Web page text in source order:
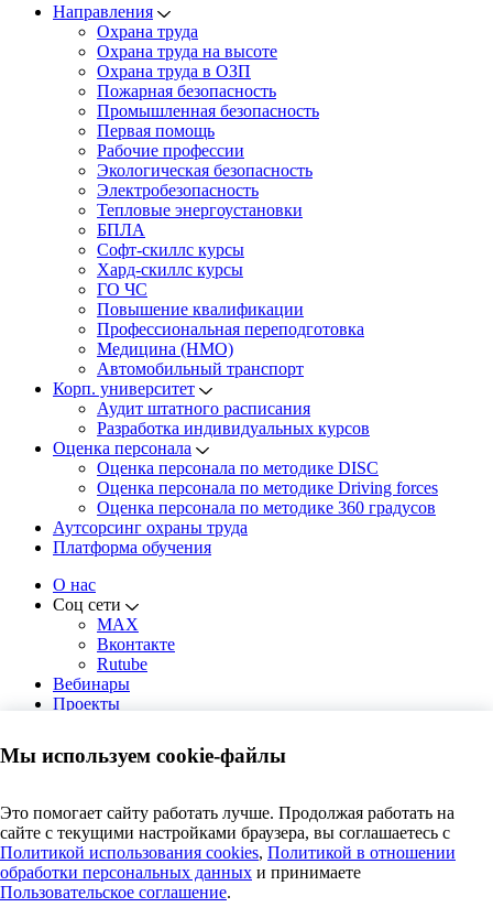
Направления
Охрана труда
Охрана труда на высоте
Охрана труда в ОЗП
Пожарная безопасность
Промышленная безопасность
Первая помощь
Рабочие профессии
Экологическая безопасность
Электробезопасность
Тепловые энергоустановки
БПЛА
Софт-скиллс курсы
Хард-скиллс курсы
ГО ЧС
Повышение квалификации
Профессиональная переподготовка
Медицина (НМО)
Автомобильный транспорт
Корп. университет
Аудит штатного расписания
Разработка индивидуальных курсов
Оценка персонала
Оценка персонала по методике DISC
Оценка персонала по методике Driving forces
Оценка персонала по методике 360 градусов
Аутсорсинг охраны труда
Платформа обучения
О нас
Соц сети
MAX
Вконтакте
Rutube
Вебинары
Проекты
Контакты
8 этаж, офис 819 (БЦ Нагатинский)
Пн-Чт: 8:00 - 18:00 | Пт: 8:00 - 16:45
+ 7 495 609 63 69
Заказать звонок
Мы используем cookie-файлы
Это помогает сайту работать лучше. Продолжая работать на
сайте с текущими настройками браузера, вы соглашаетесь c
Политикой использования cookies, Политикой в отношении
обработки персональных данных и принимаете
Пользовательское соглашение.